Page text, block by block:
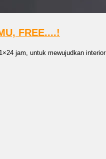
FREE....!
jam, untuk mewujudkan interior